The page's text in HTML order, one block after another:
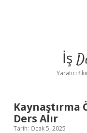
İş
Yaratıcı
Kaynaştırma
Ders Alır
Tarih: Ocak 5, 2025